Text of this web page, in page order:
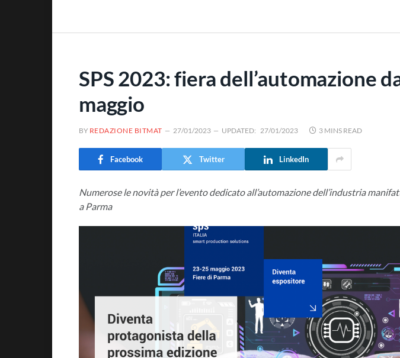
SPS 2023: fiera dell’automazione
maggio
BY REDAZIONE BITMAT 27/01/2023 UPDATED: 27/01/2023 3 MINS READ
Facebook Twitter LinkedIn
Numerose le novità per l’evento dedicato all’automazione dell’industria
a Parma